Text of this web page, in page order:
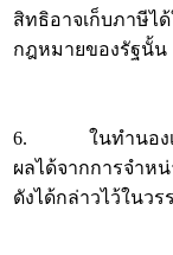
สิทธิอาจเก็บภาษีไ
กฎหมายของรัฐนั้น
6. ในทำนองเดี
ผลได้จากการจำห
ดังได้กล่าวไว้ในวร